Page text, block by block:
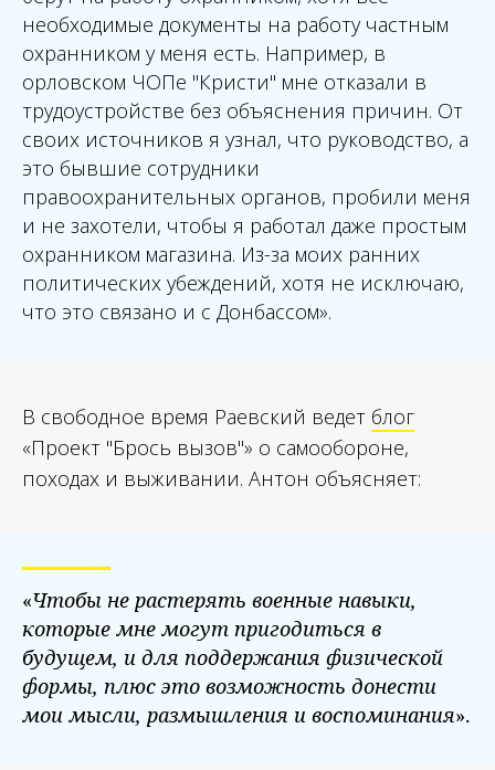
необходимые документы на работу частным
охранником у меня есть. Например, в
орловском ЧОПе "Кристи" мне отказали в
трудоустройстве без объяснения причин. От
своих источников я узнал, что руководство, а
это бывшие сотрудники
правоохранительных органов, пробили меня
и не захотели, чтобы я работал даже простым
охранником магазина. Из-за моих ранних
политических убеждений, хотя не исключаю,
что это связано и с Донбассом».
В свободное время Раевский ведет блог
«Проект "Брось вызов"» о самообороне,
походах и выживании. Антон объясняет:
«Чтобы не растерять военные навыки,
которые мне могут пригодиться в
будущем, и для поддержания физической
формы, плюс это возможность донести
мои мысли, размышления и воспоминания».